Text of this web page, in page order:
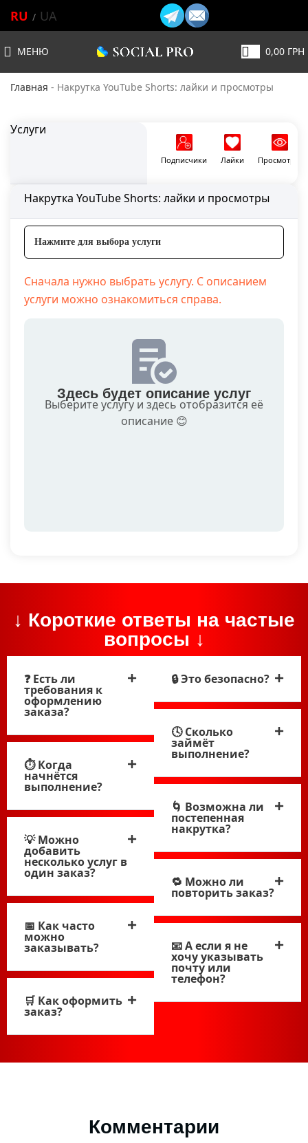
RU UA
МЕНЮ 0,00 ГРН
Главная - Накрутка YouTube Shorts: лайки и просмотры
Услуги
Подписчики Лайки Просмотры
Накрутка YouTube Shorts: лайки и просмотры
Нажмите для выбора услуги
Сначала нужно выбрать услугу. С описанием
услуги можно ознакомиться справа.
Здесь будет описание услуг
Выберите услугу и здесь отобразится её
описание 😊
↓ Короткие ответы на частые
вопросы ↓
❓ Есть ли
требования к
оформлению
заказа?
⏱ Когда
начнётся
выполнение?
💡 Можно
добавить
несколько услуг в
один заказ?
📅 Как часто
можно
заказывать?
🛒 Как оформить
заказ?
🔒 Это безопасно?
🕓 Сколько
займёт
выполнение?
🌀 Возможна ли
постепенная
накрутка?
🔁 Можно ли
повторить заказ?
📧 А если я не
хочу указывать
почту или
телефон?
Комментарии